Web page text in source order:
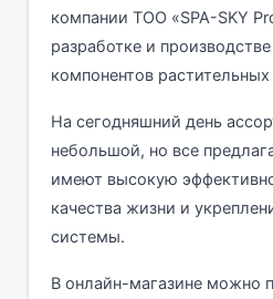
компании ТОО «SPA-SKY
разработке и
компонентов растительных
На сегодняшний день
небольшой, но все
имеют высокую
качества жизни и
системы.
В онлайн-магазине можно